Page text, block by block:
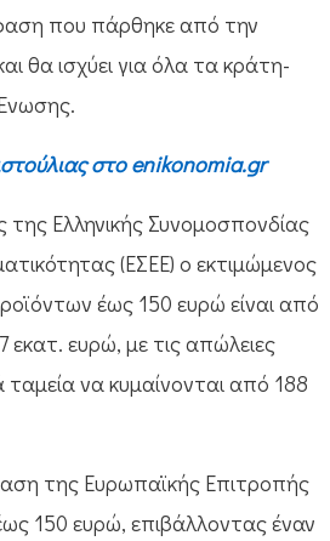
που πάρθηκε από την
θα ισχύει για όλα τα κράτη-
στο enikonomia.gr
της Ελληνικής Συνομοσπονδίας
(ΕΣΕΕ) ο εκτιμώμενος
έως 150 ευρώ είναι από
ευρώ, με τις απώλειες
να κυμαίνονται από 188
της Ευρωπαϊκής Επιτροπής
150 ευρώ, επιβάλλοντας έναν